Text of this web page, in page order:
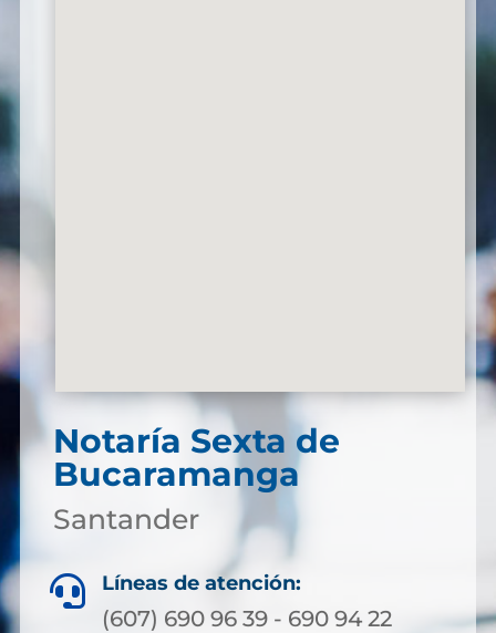
Notaría Sexta de
Bucaramanga
Santander
 Líneas de atención:
(607) 690 96 39 - 690 94 22